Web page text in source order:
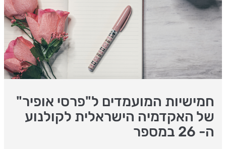
חמישיות המועמדים ל"פרסי אופיר"
של האקדמיה הישראלית לקולנוע
ה- 26 במספר